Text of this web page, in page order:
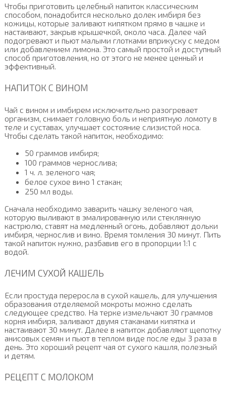
Чтобы приготовить целебный напиток классическим
способом, понадобится несколько долек имбиря без
кожицы, которые заливают кипятком прямо в чашке и
настаивают, закрыв крышечкой, около часа. Далее чай
подогревают и пьют малыми глотками вприкуску с медом
или добавлением лимона. Это самый простой и доступный
способ приготовления, но от этого не менее ценный и
эффективный.
НАПИТОК С ВИНОМ
Чай с вином и имбирем исключительно разогревает
организм, снимает головную боль и неприятную ломоту в
теле и суставах, улучшает состояние слизистой носа.
Чтобы сделать такой напиток, необходимо:
50 граммов имбиря;
100 граммов чернослива;
1 ч. л. зеленого чая;
белое сухое вино 1 стакан;
250 мл воды.
Сначала необходимо заварить чашку зеленого чая,
которую выливают в эмалированную или стеклянную
кастрюлю, ставят на медленный огонь, добавляют дольки
имбиря, чернослив и вино. Время томления 30 минут. Пить
такой напиток нужно, разбавив его в пропорции 1:1 с
водой.
ЛЕЧИМ СУХОЙ КАШЕЛЬ
Если простуда переросла в сухой кашель, для улучшения
образования отделяемой мокроты можно сделать
следующее средство. На терке измельчают 30 граммов
корня имбиря, заливают двумя стаканами кипятка и
настаивают 30 минут. Далее в напиток добавляют щепотку
анисовых семян и пьют в теплом виде после еды 3 раза в
день. Это хороший рецепт чая от сухого кашля, полезный
и детям.
РЕЦЕПТ С МОЛОКОМ